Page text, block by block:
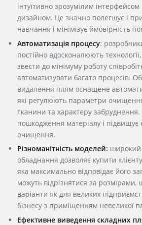
інтуїтивно зрозумілим
дизайном. Це значно полегшує і
навчання і мінімізує ймовірність
Автоматизація процесу:
постійно вдосконалюють
звести до мінімуму роботу
автоматизувати багато процесів.
видалення плям оснащене
які регулюють параметри
тканини та характеру
пошкодження матеріалу і підвищує
очищення.
Різноманітність моделей:
обладнання дозволяє купити
яка максимально відповідає його
можуть відрізнятися за розмірами,
варіанти як для великих
бізнесу з приміщенням невеликої
Ефективне виведення складних